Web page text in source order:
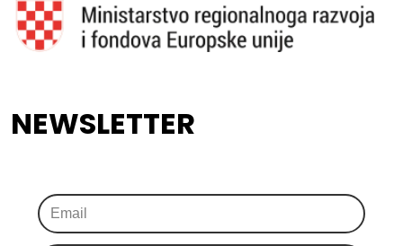
NEWSLETTER